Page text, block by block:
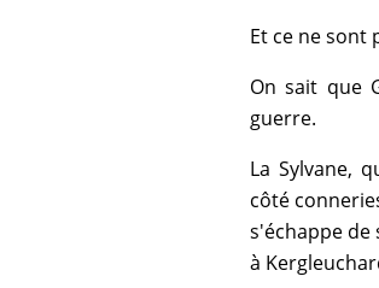
Et ce ne sont
On sait que
guerre.
La Sylvane,
côté
s'échappe de
à